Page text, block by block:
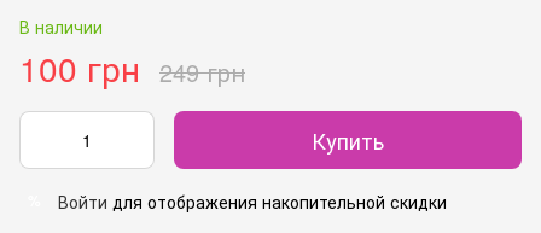
В наличии
100 грн 249 грн
Купить
Войти для отображения накопительной скидки